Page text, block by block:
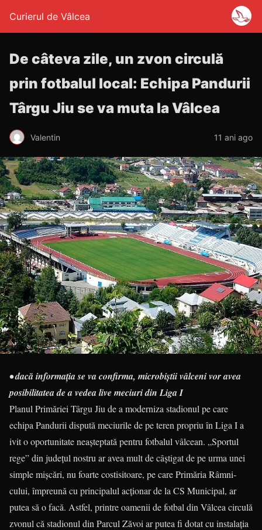
Curierul de Vâlcea
De câteva zile, un zvon circulă
prin fotbalul local: Echipa Pandurii
Târgu Jiu se va muta la Vâlcea
Valentin 11 ani ago
• dacă informaţia se va confirma, microbiştii vâlceni vor avea
posibilitatea de a vedea live meciuri din Liga I
Planul Primăriei Târgu Jiu de a moderniza stadionul pe care
echipa Pandurii dispută meciu­rile de pe teren propriu în Liga I a
ivit o oportunitate neaşteptată pentru fotbalul vâlcean. „Sportul
rege” din judeţul nostru ar avea mult de câştigat de pe urma unei
simple mişcări, nu foarte costisi­toare, pe care Primăria Râmni­
cului, împreună cu principalul acţionar de la CS Municipal, ar
putea să o facă. Astfel, printre oamenii de fotbal din Vâlcea circulă
zvonul că stadionul din Parcul Zăvoi ar putea fi dotat cu instalaţia